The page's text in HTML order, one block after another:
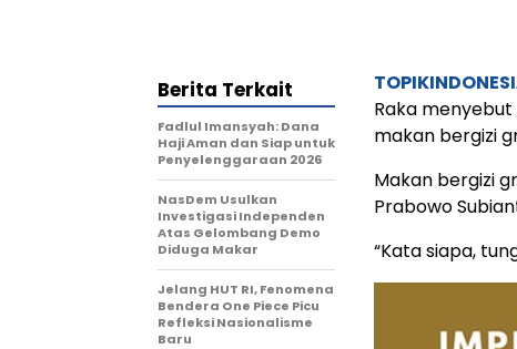
Raka
makan bergizi
Makan bergizi
Prabowo
“Kata siapa,
Berita Terkait
Fadlul Imansyah: Dana
Haji Aman dan Siap untuk
Penyelenggaraan 2026
NasDem Usulkan
Investigasi Independen
Atas Gelombang Demo
Diduga Makar
Jelang HUT RI, Fenomena
Bendera One Piece Picu
Refleksi Nasionalisme
Baru